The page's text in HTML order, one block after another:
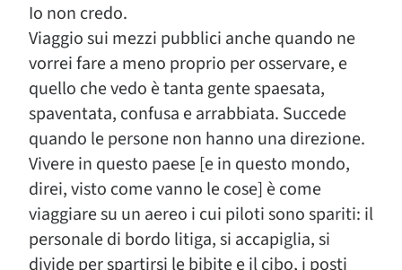
Io non credo.
Viaggio sui mezzi pubblici anche quando ne
vorrei fare a meno proprio per osservare, e
quello che vedo è tanta gente spaesata,
spaventata, confusa e arrabbiata. Succede
quando le persone non hanno una direzione.
Vivere in questo paese [e in questo mondo,
direi, visto come vanno le cose] è come
viaggiare su un aereo i cui piloti sono spariti: il
personale di bordo litiga, si accapiglia, si
divide per spartirsi le bibite e il cibo, i posti